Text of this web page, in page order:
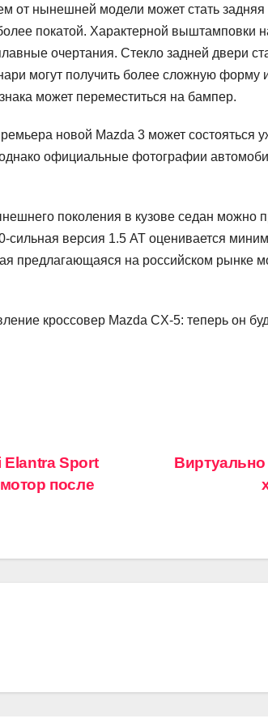
нынешней модели может стать задняя
покатой. Характерной выштамповки
очертания. Стекло задней двери
могут получить более сложную форму
может переместиться на бампер.
новой Mazda 3 может состояться
официальные фотографии
поколения в кузове седан можно
сильная версия 1.5 АТ оценивается
предлагающаяся на российском рынке
кроссовер Mazda CX-5: теперь он
Sport
после